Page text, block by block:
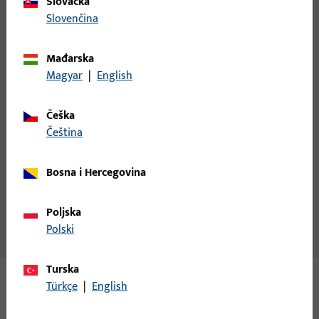
GU predstavlja s okovom GU-930 prvo svjetsko
Slovenčina
Mađarska
Magyar | English
Češka
čeština
Bosna i Hercegovina
Poljska
Polski
Turska
Türkçe | English